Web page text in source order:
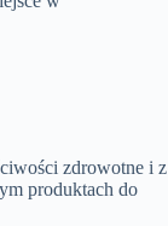
zdrowotne i z
produktach do